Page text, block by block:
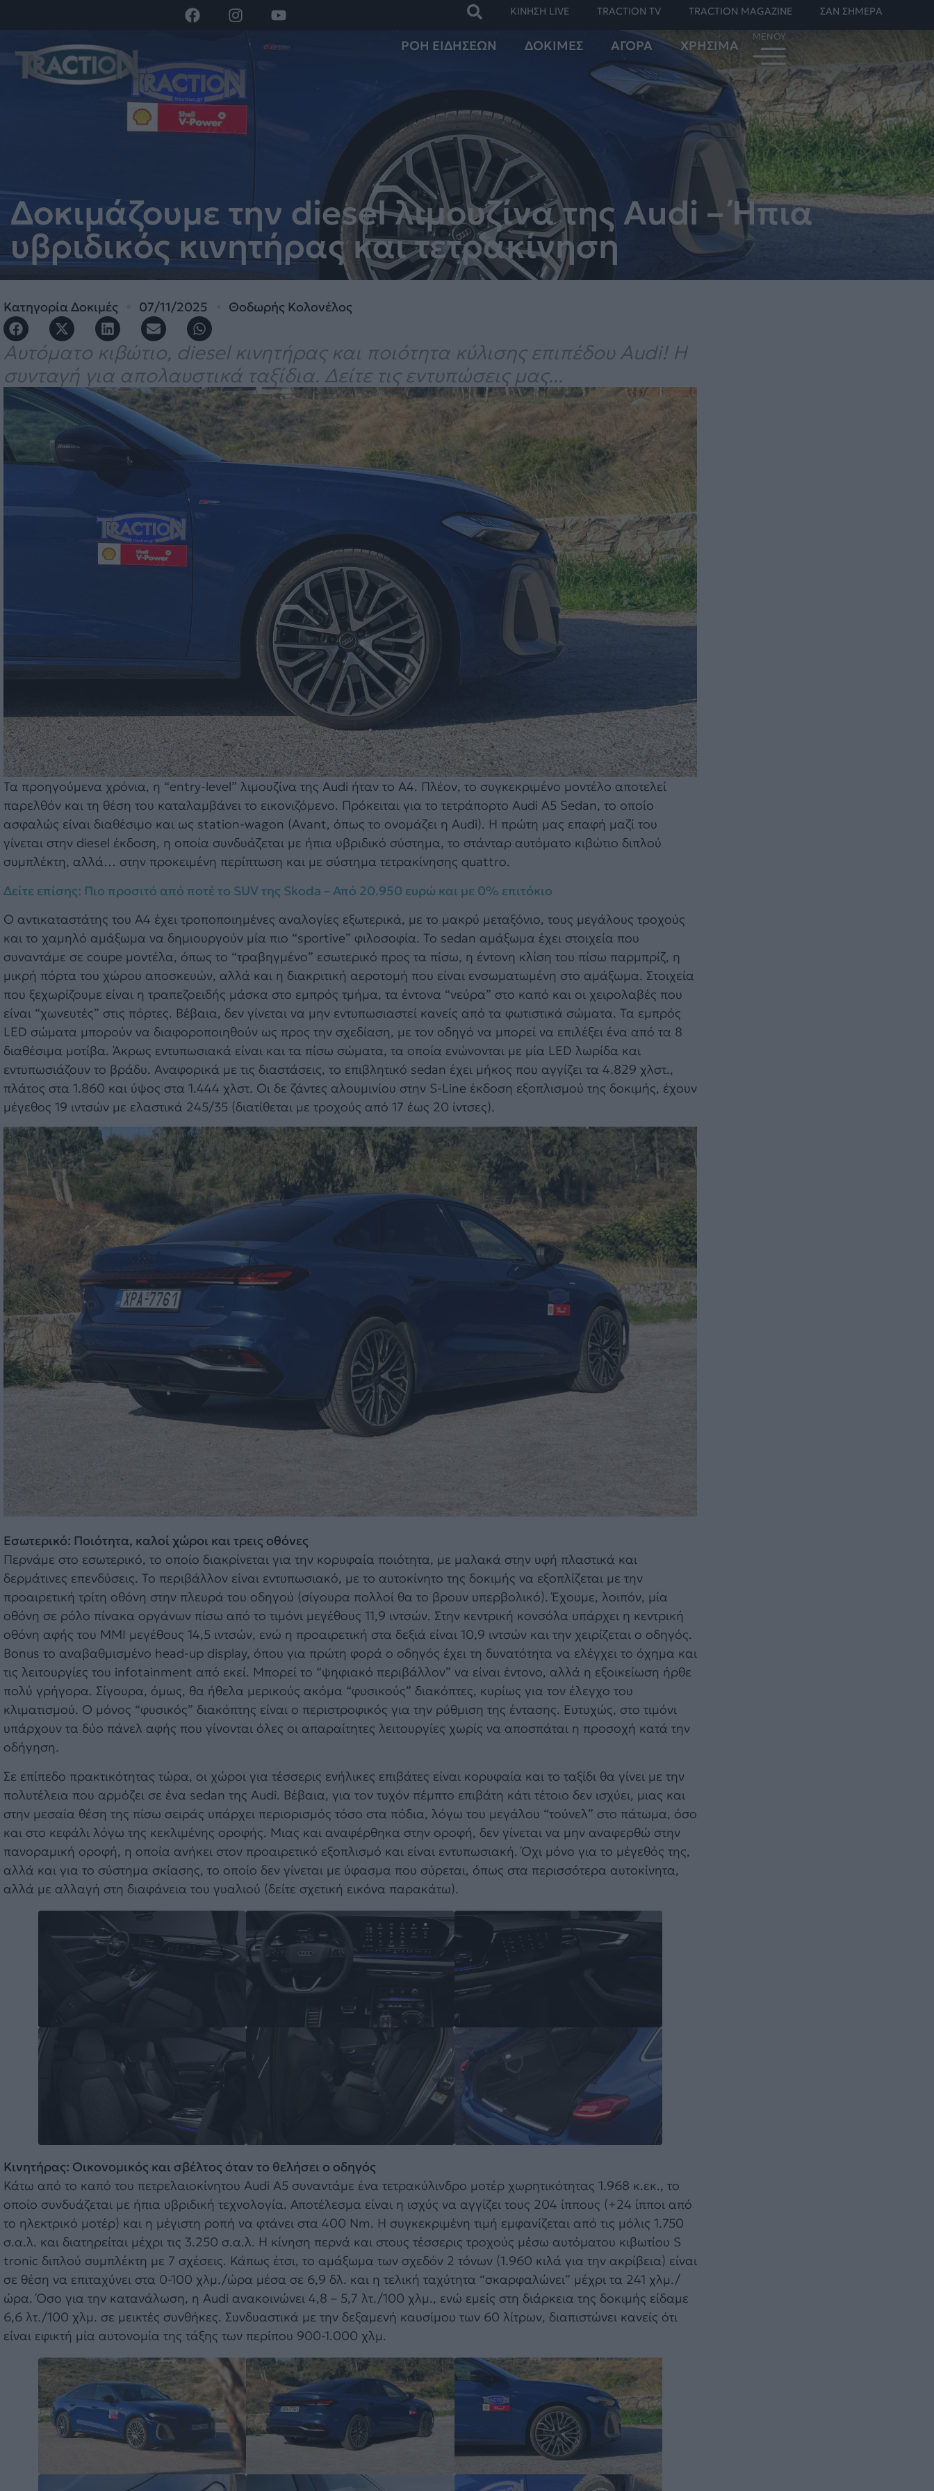
ΚΙΝΗΣΗ LIVE TRACTION TV TRACTION MAGAZINE ΣΑΝ ΣΗΜΕΡΑ
ΡΟΗ ΕΙΔΗΣΕΩΝ ΔΟΚΙΜΕΣ ΑΓΟΡΑ ΧΡΗΣΙΜΑ
Δοκιμάζουμε την diesel λιμουζίνα της Audi – Ήπια
υβριδικός κινητήρας και τετρακίνηση
ΚατηγορίαΔοκιμές 07/11/2025 Θοδωρής Κολονέλος
Αυτόματο κιβώτιο, diesel κινητήρας και ποιότητα κύλισης επιπέδου Audi! Η
συνταγή για απολαυστικά ταξίδια. Δείτε τις εντυπώσεις μας...
Τα προηγούμενα χρόνια, η “entry-level” λιμουζίνα της Audi ήταν το A4. Πλέον, το συγκεκριμένο μοντέλο αποτελεί
παρελθόν και τη θέση του καταλαμβάνει το εικονιζόμενο. Πρόκειται για το τετράπορτο Audi A5 Sedan, το οποίο
ασφαλώς είναι διαθέσιμο και ως station-wagon (Αvant, όπως το ονομάζει η Audi). Η πρώτη μας επαφή μαζί του
γίνεται στην diesel έκδοση, η οποία συνδυάζεται με ήπια υβριδικό σύστημα, το στάνταρ αυτόματο κιβώτιο διπλού
συμπλέκτη, αλλά… στην προκειμένη περίπτωση και με σύστημα τετρακίνησης quattro.
Δείτε επίσης: Πιο προσιτό από ποτέ το SUV της Skoda – Από 20.950 ευρώ και με 0% επιτόκιο
Ο αντικαταστάτης του A4 έχει τροποποιημένες αναλογίες εξωτερικά, με το μακρύ μεταξόνιο, τους μεγάλους τροχούς
και το χαμηλό αμάξωμα να δημιουργούν μία πιο “sportive” φιλοσοφία. Το sedan αμάξωμα έχει στοιχεία που
συναντάμε σε coupe μοντέλα, όπως το “τραβηγμένο” εσωτερικό προς τα πίσω, η έντονη κλίση του πίσω παρμπρίζ, η
μικρή πόρτα του χώρου αποσκευών, αλλά και η διακριτική αεροτομή που είναι ενσωματωμένη στο αμάξωμα. Στοιχεία
που ξεχωρίζουμε είναι η τραπεζοειδής μάσκα στο εμπρός τμήμα, τα έντονα “νεύρα” στο καπό και οι χειρολαβές που
είναι “χωνευτές” στις πόρτες. Βέβαια, δεν γίνεται να μην εντυπωσιαστεί κανείς από τα φωτιστικά σώματα. Τα εμπρός
LED σώματα μπορούν να διαφοροποιηθούν ως προς την σχεδίαση, με τον οδηγό να μπορεί να επιλέξει ένα από τα 8
διαθέσιμα μοτίβα. Άκρως εντυπωσιακά είναι και τα πίσω σώματα, τα οποία ενώνονται με μία LED λωρίδα και
εντυπωσιάζουν το βράδυ. Αναφορικά με τις διαστάσεις, το επιβλητικό sedan έχει μήκος που αγγίζει τα 4.829 χλστ.,
πλάτος στα 1.860 και ύψος στα 1.444 χλστ. Οι δε ζάντες αλουμινίου στην S-Line έκδοση εξοπλισμού της δοκιμής, έχουν
μέγεθος 19 ιντσών με ελαστικά 245/35 (διατίθεται με τροχούς από 17 έως 20 ίντσες).
Εσωτερικό: Ποιότητα, καλοί χώροι και τρεις οθόνες
Περνάμε στο εσωτερικό, το οποίο διακρίνεται για την κορυφαία ποιότητα, με μαλακά στην υφή πλαστικά και
δερμάτινες επενδύσεις. Το περιβάλλον είναι εντυπωσιακό, με το αυτοκίνητο της δοκιμής να εξοπλίζεται με την
προαιρετική τρίτη οθόνη στην πλευρά του οδηγού (σίγουρα πολλοί θα το βρουν υπερβολικό). Έχουμε, λοιπόν, μία
οθόνη σε ρόλο πίνακα οργάνων πίσω από το τιμόνι μεγέθους 11,9 ιντσών. Στην κεντρική κονσόλα υπάρχει η κεντρική
οθόνη αφής του MMI μεγέθους 14,5 ιντσών, ενώ η προαιρετική στα δεξιά είναι 10,9 ιντσών και την χειρίζεται ο οδηγός.
Bonus το αναβαθμισμένο head-up display, όπου για πρώτη φορά ο οδηγός έχει τη δυνατότητα να ελέγχει το όχημα και
τις λειτουργίες του infotainment από εκεί. Μπορεί το “ψηφιακό περιβάλλον” να είναι έντονο, αλλά η εξοικείωση ήρθε
πολύ γρήγορα. Σίγουρα, όμως, θα ήθελα μερικούς ακόμα “φυσικούς” διακόπτες, κυρίως για τον έλεγχο του
κλιματισμού. Ο μόνος “φυσικός” διακόπτης είναι ο περιστροφικός για την ρύθμιση της έντασης. Ευτυχώς, στο τιμόνι
υπάρχουν τα δύο πάνελ αφής που γίνονται όλες οι απαραίτητες λειτουργίες χωρίς να αποσπάται η προσοχή κατά την
οδήγηση.
Σε επίπεδο πρακτικότητας τώρα, οι χώροι για τέσσερις ενήλικες επιβάτες είναι κορυφαία και το ταξίδι θα γίνει με την
πολυτέλεια που αρμόζει σε ένα sedan της Audi. Βέβαια, για τον τυχόν πέμπτο επιβάτη κάτι τέτοιο δεν ισχύει, μιας και
στην μεσαία θέση της πίσω σειράς υπάρχει περιορισμός τόσο στα πόδια, λόγω του μεγάλου “τούνελ” στο πάτωμα, όσο
και στο κεφάλι λόγω της κεκλιμένης οροφής. Μιας και αναφέρθηκα στην οροφή, δεν γίνεται να μην αναφερθώ στην
πανοραμική οροφή, η οποία ανήκει στον προαιρετικό εξοπλισμό και είναι εντυπωσιακή. Όχι μόνο για το μέγεθός της,
αλλά και για το σύστημα σκίασης, το οποίο δεν γίνεται με ύφασμα που σύρεται, όπως στα περισσότερα αυτοκίνητα,
αλλά με αλλαγή στη διαφάνεια του γυαλιού (δείτε σχετική εικόνα παρακάτω).
Κινητήρας: Οικονομικός και σβέλτος όταν το θελήσει ο οδηγός
Κάτω από το καπό του πετρελαιοκίνητου Audi A5 συναντάμε ένα τετρακύλινδρο μοτέρ χωρητικότητας 1.968 κ.εκ., το
οποίο συνδυάζεται με ήπια υβριδική τεχνολογία. Αποτέλεσμα είναι η ισχύς να αγγίζει τους 204 ίππους (+24 ίπποι από
το ηλεκτρικό μοτέρ) και η μέγιστη ροπή να φτάνει στα 400 Nm. H συγκεκριμένη τιμή εμφανίζεται από τις μόλις 1.750
σ.α.λ. και διατηρείται μέχρι τις 3.250 σ.α.λ. Η κίνηση περνά και στους τέσσερις τροχούς μέσω αυτόματου κιβωτίου S
tronic διπλού συμπλέκτη με 7 σχέσεις. Κάπως έτσι, το αμάξωμα των σχεδόν 2 τόνων (1.960 κιλά για την ακρίβεια) είναι
σε θέση να επιταχύνει στα 0-100 χλμ./ώρα μέσα σε 6,9 δλ. και η τελική ταχύτητα “σκαρφαλώνει” μέχρι τα 241 χλμ./
ώρα. Όσο για την κατανάλωση, η Audi ανακοινώνει 4,8 – 5,7 λτ./100 χλμ., ενώ εμείς στη διάρκεια της δοκιμής είδαμε
6,6 λτ./100 χλμ. σε μεικτές συνθήκες. Συνδυαστικά με την δεξαμενή καυσίμου των 60 λίτρων, διαπιστώνει κανείς ότι
είναι εφικτή μία αυτονομία της τάξης των περίπου 900-1.000 χλμ.